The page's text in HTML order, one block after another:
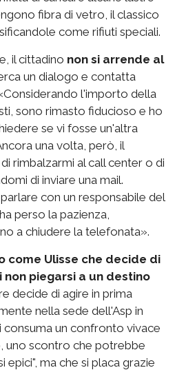
fibra di vetro, il classico
come rifiuti speciali.
il cittadino non si arrende al
un dialogo e contatta
l'importo della
sono rimasto fiducioso e ho
se vi fosse un'altra
una volta, però, il
rimbalzarmi al call center o di
di inviare una mail.
con un responsabile del
perso la pazienza,
a chiudere la telefonata».
come Ulisse che decide di
piegarsi a un destino
decide di agire in prima
nella sede dell'Asp in
consuma un confronto vivace
uno scontro che potrebbe
epici", ma che si placa grazie